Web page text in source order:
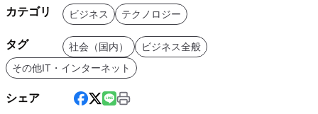
カテゴリ ビジネス テクノロジー
タグ 社会（国内）
ビジネス全般
その他IT・インターネット
シェア